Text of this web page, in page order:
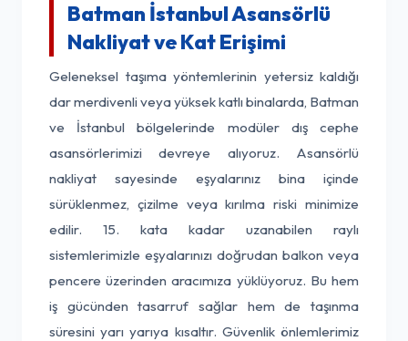
Batman İstanbul Asansörlü
Nakliyat ve Kat Erişimi
Geleneksel taşıma yöntemlerinin yetersiz kaldığı
dar merdivenli veya yüksek katlı binalarda, Batman
ve İstanbul bölgelerinde modüler dış cephe
asansörlerimizi devreye alıyoruz. Asansörlü
nakliyat sayesinde eşyalarınız bina içinde
sürüklenmez, çizilme veya kırılma riski minimize
edilir. 15. kata kadar uzanabilen raylı
sistemlerimizle eşyalarınızı doğrudan balkon veya
pencere üzerinden aracımıza yüklüyoruz. Bu hem
iş gücünden tasarruf sağlar hem de taşınma
süresini yarı yarıya kısaltır. Güvenlik önlemlerimiz